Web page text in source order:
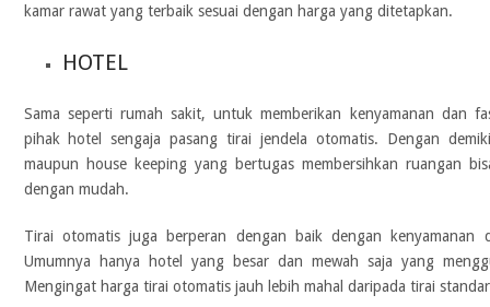
kamar rawat yang terbaik sesuai dengan harga yang ditetapkan.
HOTEL
Sama seperti rumah sakit, untuk memberikan kenyamanan dan
pihak hotel sengajapasang tirai jendela otomatis. Dengan
maupun house keeping yang bertugas membersihkan ruangan
dengan mudah.
Tirai otomatis juga berperan dengan baik dengan kenyamanan
Umumnya hanya hotel yang besar dan mewah saja yang
Mengingat harga tirai otomatis jauh lebih mahal daripada tirai